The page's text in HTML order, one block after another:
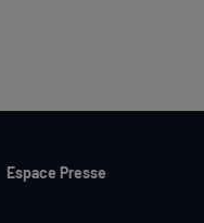
Espace Presse